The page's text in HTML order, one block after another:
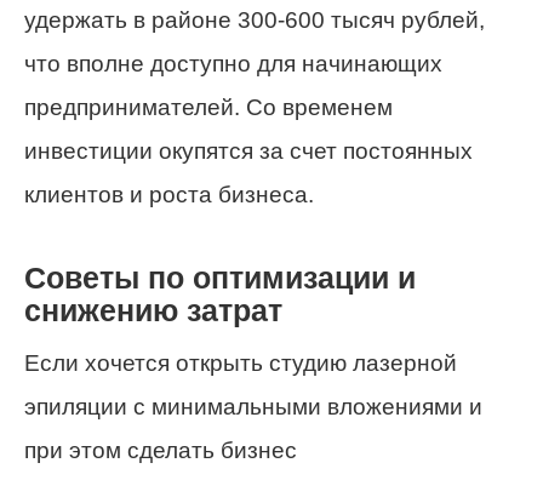
удержать в районе 300-600 тысяч рублей,
что вполне доступно для начинающих
предпринимателей. Со временем
инвестиции окупятся за счет постоянных
клиентов и роста бизнеса.
Советы по оптимизации и
снижению затрат
Если хочется открыть студию лазерной
эпиляции с минимальными вложениями и
при этом сделать бизнес